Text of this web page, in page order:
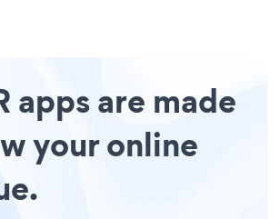
apps are made
your online